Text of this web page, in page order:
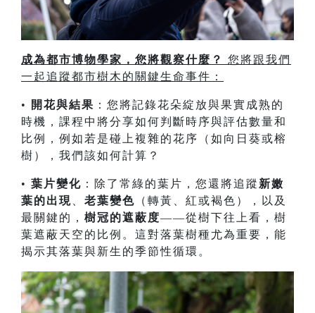
成為都市博物學家，您將觀察什麼？
您將跟我們
一起追蹤都市樹木的關鍵生命事件：
• 開花與結果 ：您將記錄花朵綻放與果實成熟的
時機，課程中將分享如何判斷時序與評估數量和
比例，例如若是碰上複雜的花序（如向日葵或榕
樹），我們該如何計算？
• 葉片變化 ：除了常綠的葉片，您還將追蹤 新嫩
葉的出現
老葉變色 （轉黃、紅或褐色），以及
最關鍵的， 樹冠的遮蔽度——從樹下往上看，樹
葉遮蔽天空的比例。這對落葉樹種尤為重要，能
揭示其落葉與新生的季節性循環。